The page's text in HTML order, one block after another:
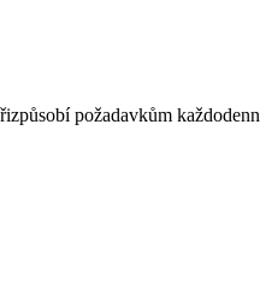
požadavkům